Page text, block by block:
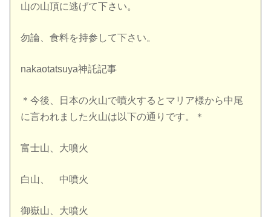
山の山頂に逃げて下さい。
勿論、食料を持参して下さい。
nakaotatsuya神託記事
＊今後、日本の火山で噴火するとマリア様から中尾
に言われました火山は以下の通りです。＊
富士山、大噴火
白山、 中噴火
御嶽山、大噴火